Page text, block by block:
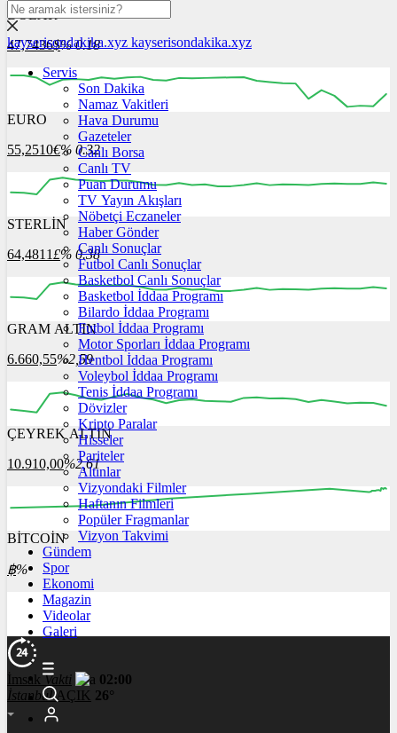
DOLAR
47,7436$% 0.18
12:00 13:00 14:00
EURO
55,2510€% 0.32
12:00 13:00 14:00
STERLİN
64,4811£% 0.38
12:00 13:00 14:00
GRAM ALTIN
6.660,55%2,59
12:00 13:00
ÇEYREK ALTIN
10.910,00%2,61
00:00 00:00 00:00
BİTCOİN
฿%
kayserisondakika.xyz kayserisondakika.xyz
Servis
Son Dakika
Namaz Vakitleri
Hava Durumu
Gazeteler
Canlı Borsa
Canlı TV
Puan Durumu
TV Yayın Akışları
Nöbetçi Eczaneler
Haber Gönder
Canlı Sonuçlar
Futbol Canlı Sonuçlar
Basketbol Canlı Sonuçlar
Basketbol İddaa Programı
Bilardo İddaa Programı
Futbol İddaa Programı
Motor Sporları İddaa Programı
Hentbol İddaa Programı
Voleybol İddaa Programı
Tenis İddaa Programı
Dövizler
Kripto Paralar
Hisseler
Pariteler
Altınlar
Vizyondaki Filmler
Haftanın Filmleri
Popüler Fragmanlar
Vizyon Takvimi
Gündem
Spor
Ekonomi
Magazin
Videolar
Galeri
İmsakVakti
02:00
İstanbul AÇIK 26°